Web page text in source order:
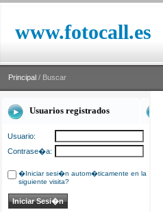
www.fotocall.es
Principal / Buscar
Usuarios registrados
Usuario:
Contrase�a:
�Iniciar sesi�n autom�ticamente en la
siguiente visita?